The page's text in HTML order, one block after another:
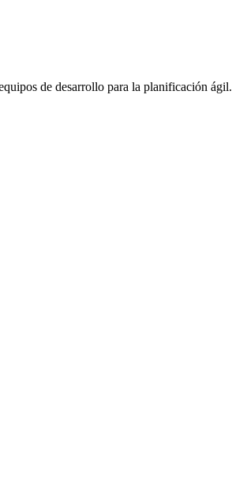
de desarrollo para la planificación ágil.